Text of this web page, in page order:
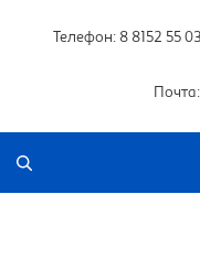
Телефон: 8 8152 55
Почта: